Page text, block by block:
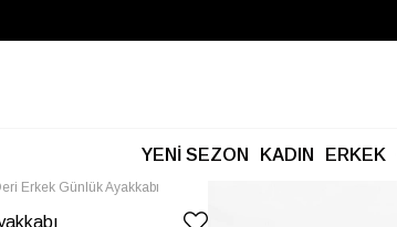
YENİ SEZON KADIN ERKEK
Erkek Günlük Ayakkabı